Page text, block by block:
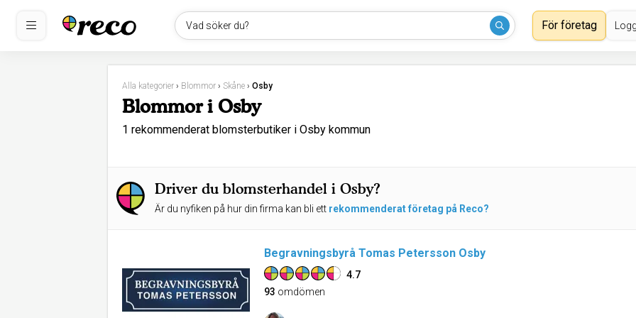
Vad söker du? För företag
Alla kategorier › Blommor › Skåne › Osby
Blommor i Osby
1 rekommenderat blomsterbutiker i Osby kommun
Driver du blomsterhandel i Osby?
Är du nyfiken på hur din firma kan bli ett rekommenderat företag på Reco?
Begravningsbyrå Tomas Petersson Osby
4.7
93 omdömen